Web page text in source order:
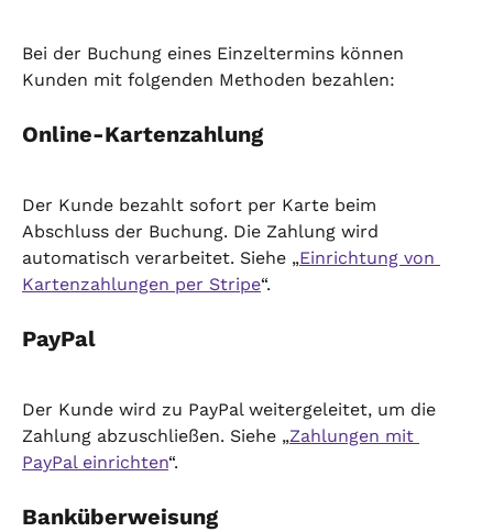
Bei der Buchung eines Einzeltermins können
Kunden mit folgenden Methoden bezahlen:
Online-Kartenzahlung
Der Kunde bezahlt sofort per Karte beim
Abschluss der Buchung. Die Zahlung wird
automatisch verarbeitet. Siehe „Einrichtung von
Kartenzahlungen per Stripe“.
PayPal
Der Kunde wird zu PayPal weitergeleitet, um die
Zahlung abzuschließen. Siehe „Zahlungen mit
PayPal einrichten“.
Banküberweisung